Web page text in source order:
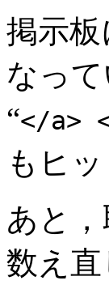
掲示
なっ
“</a>
もヒ
あと
数え直